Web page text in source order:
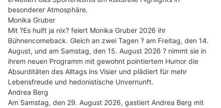
besonderer Atmosphäre.
Monika Gruber
Mit ?Es huift ja nix? feiert Monika Gruber 2026 ihr
Bühnencomeback. Gleich an zwei Tagen ? am Freitag, den 14.
August, und am Samstag, den 15. August 2026 ? nimmt sie in
ihrem neuen Programm mit gewohnt pointiertem Humor die
Absurditäten des Alltags ins Visier und plädiert für mehr
Lebensfreude und hedonistische Unvernunft.
Andrea Berg
Am Samstag, den 29. August 2026, gastiert Andrea Berg mit